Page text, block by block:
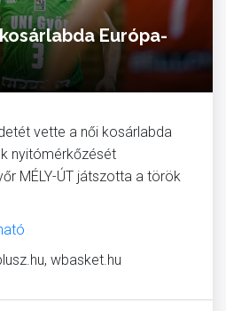
Európa-
vette a női kosárlabda
nyitómérkőzését
MÉLY-ÚT játszotta a török
wbasket.hu